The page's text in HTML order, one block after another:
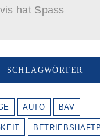
hat Spass
SCHLAGWÖRTER
AUTO BAV